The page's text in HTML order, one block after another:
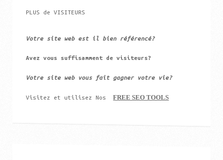
PLUS de VISITEURS
Votre site web est il bien référencé?
Avez vous suffisamment de visiteurs?
Votre site web vous fait gagner votre vie?
Visitez et utilisez Nos FREE SEO TOOLS